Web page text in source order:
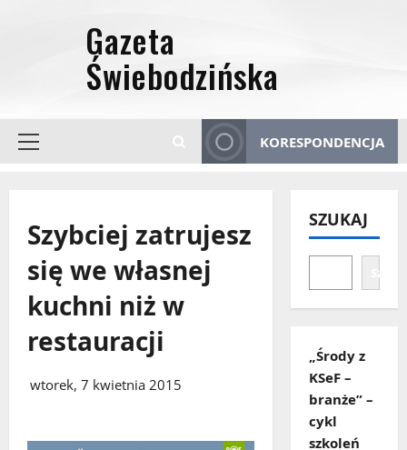
Menu
KORESPONDENCJA
Szybciej zatrujesz
się we własnej
kuchni niż w
restauracji
wtorek, 7 kwietnia 2015
SZUKAJ
„Środy z
KSeF –
branże” –
cykl
szkoleń